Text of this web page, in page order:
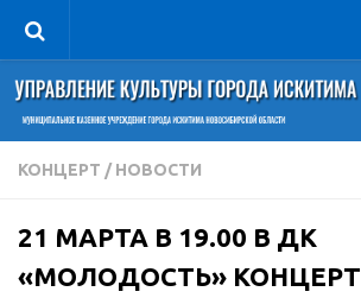
Управление
Руководитель
Сведения об организации
Книга почета культуры
Фотогалерея
КОНЦЕРТ / НОВОСТИ
21 МАРТА В 19.00 В ДК
«МОЛОДОСТЬ» КОНЦЕРТ